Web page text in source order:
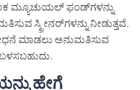
ಮ್ಯೂಚುಯಲ್ ಫಂಡ್‌ಗಳನ್ನು
ಸ್ಕ್ರೀನರ್‌ಗಳನ್ನು ನೀಡುತ್ತವೆ.
ಮಾಡಲು ಅನುಮತಿಸುವ
ಹೇಗೆ